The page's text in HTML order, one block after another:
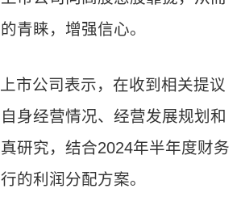
青睐，增强信心。
市公司表示，在收到相关提议
身经营情况、经营发展规划和
研究，结合2024年半年度财务
的利润分配方案。